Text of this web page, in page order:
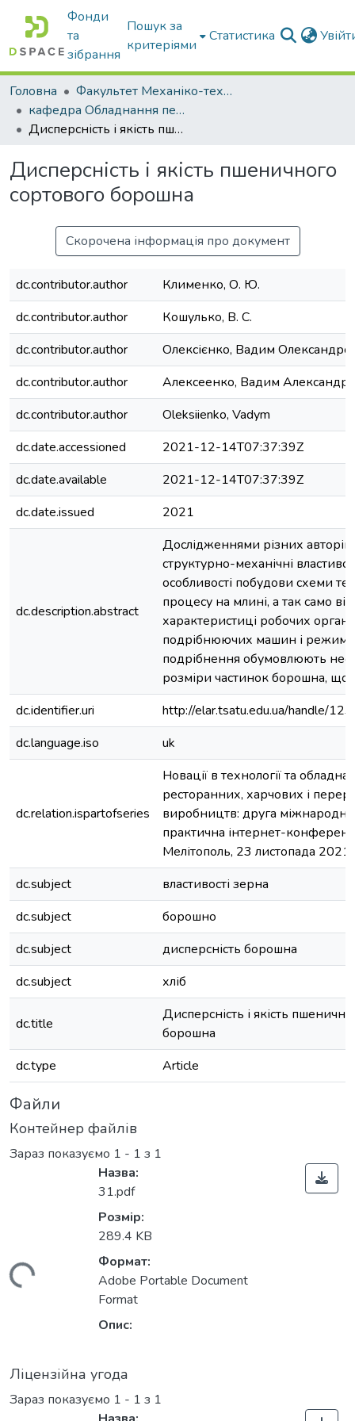
Фонди
та
зібрання
Пошук за
критеріями
Статистика
Головна
Факультет Механіко-технологічний
кафедра Обладнання переробних і харчових виробництв ім. професора Ф.Ю. Ялпачика
Дисперсність і якість пшеничного сортового борошна
Дисперсність і якість пшеничного
сортового борошна
Скорочена інформація про документ
dc.contributor.author
Клименко, О. Ю.
dc.contributor.author
Кошулько, В. С.
dc.contributor.author
Олексієнко, Вадим
dc.contributor.author
Алексеенко, Вадим
dc.contributor.author
Oleksiienko, Vadym
dc.date.accessioned
2021-12-14T07:37:39Z
dc.date.available
2021-12-14T07:37:39Z
dc.date.issued
2021
dc.description.abstract
Дослідженнями різних
структурно-механічні
особливості побудови схеми
процесу на млині, а так само
характеристиці робочих
подрібнюючих машин і
подрібнення обумовлюють
розміри частинок борошна, що
dc.identifier.uri
http://elar.tsatu.edu.ua/handle/
dc.language.iso
uk
dc.relation.ispartofseries
Новації в технології та
ресторанних, харчових і
виробництв: друга
практична інтернет-
Мелітополь, 23 листопада
dc.subject
властивості зерна
dc.subject
борошно
dc.subject
дисперсність борошна
dc.subject
хліб
dc.title
Дисперсність і якість
борошна
dc.type
Article
Файли
Контейнер файлів
Зараз показуємо 1 - 1 з 1
Назва:
31.pdf
Розмір:
289.4 KB
Формат:
Adobe Portable Document
Format
Опис:
Ліцензійна угода
Зараз показуємо 1 - 1 з 1